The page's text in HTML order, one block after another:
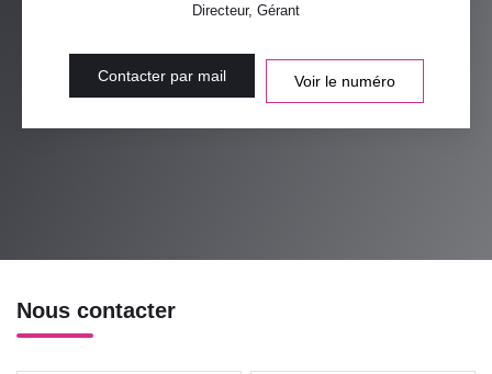
Directeur, Gérant
Contacter par mail Voir le numéro
Nous contacter